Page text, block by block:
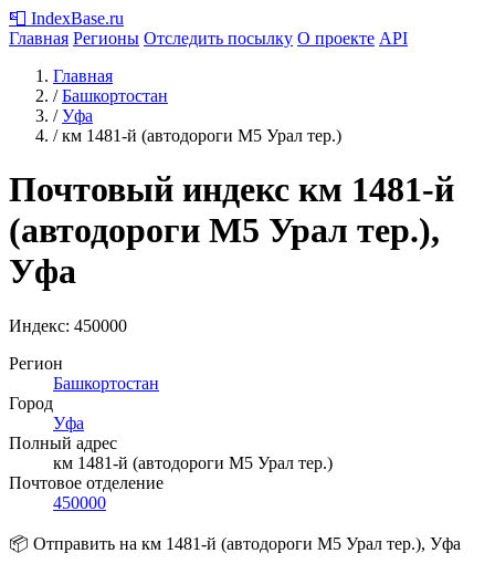
📮 IndexBase.ru
Главная Регионы Отследить посылку О проекте API
Главная
/ Башкортостан
/ Уфа
/ км 1481-й (автодороги М5 Урал тер.)
Почтовый индекс км 1481-й
(автодороги М5 Урал тер.),
Уфа
Индекс: 450000
Регион
Башкортостан
Город
Уфа
Полный адрес
км 1481-й (автодороги М5 Урал тер.)
Почтовое отделение
450000
📦 Отправить на км 1481-й (автодороги М5 Урал тер.), Уфа